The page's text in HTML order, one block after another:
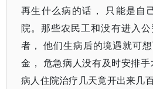
再生什么病的话， 只能是自
院。那些农民工和没有进入
者， 他们生病后的境遇就可
金， 危急病人没有及时安排
病人住院治疗几天竟开出来几